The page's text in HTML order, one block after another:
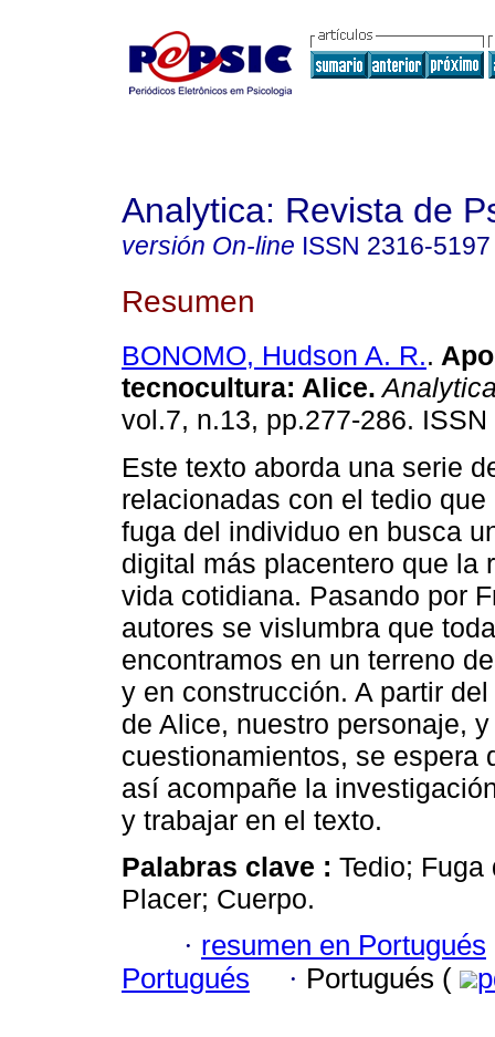
Analytica: Revista de
versión On-line ISSN 2316-5197
Resumen
BONOMO, Hudson A. R..
tecnocultura: Alice.
vol.7, n.13, pp.277-286.
Este texto aborda una serie
relacionadas con el tedio
fuga del individuo en busca
digital más placentero que la
vida cotidiana. Pasando por
autores se vislumbra que
encontramos en un terreno
y en construcción. A partir
de Alice, nuestro personaje,
cuestionamientos, se espera
así acompañe la
y trabajar en el texto.
Palabras clave : Tedio;
Placer; Cuerpo.
· resumen en Portugués
Portugués
· Portugués (